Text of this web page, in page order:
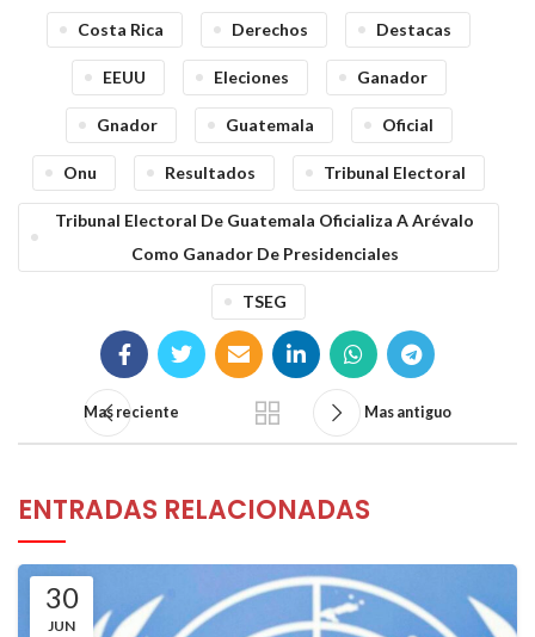
Costa Rica Derechos Destacas
EEUU Eleciones Ganador
Gnador Guatemala Oficial
Onu Resultados Tribunal Electoral
Tribunal Electoral De Guatemala Oficializa A Arévalo
Como Ganador De Presidenciales
TSEG
Mas reciente Mas antiguo
ENTRADAS RELACIONADAS
30
JUN